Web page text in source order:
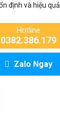
định và hiệu quả.
Hotline
0382.386.179
Zalo Ngay